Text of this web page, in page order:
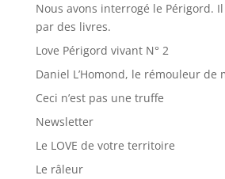
Nous avons interrogé le Périgord.
par des livres.
Love Périgord vivant N° 2
Daniel L’Homond, le rémouleur de
Ceci n’est pas une truffe
Newsletter
Le LOVE de votre territoire
Le râleur